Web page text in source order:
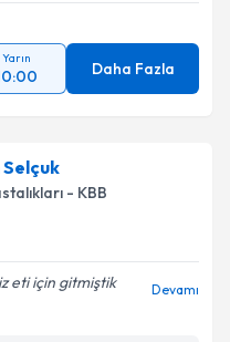
Yarın
Daha Fazla
Selçuk
- KBB
eti için gitmiştik
Devamı